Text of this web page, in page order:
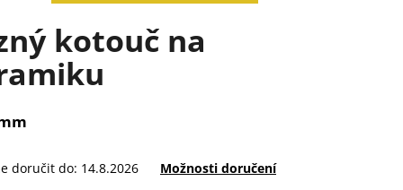
kotouč na
doručit do: 14.8.2026 Možnosti doručení